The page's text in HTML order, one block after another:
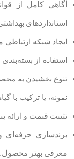
آگاهی کامل از
استانداردهای
ایجاد شبکه ارتباطی
استفاده از
تنوع بخشیدن به
نمونه، یا ترکیب با
تثبیت قیمت و ارائه
برندسازی حرفه‌ای
معرفی بهتر محصول.